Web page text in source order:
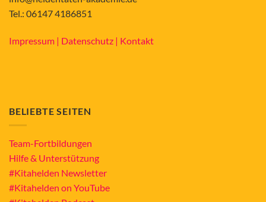
Tel.: 06147 4186851
Impressum | Datenschutz | Kontakt
BELIEBTE SEITEN
Team-Fortbildungen
Hilfe & Unterstützung
#Kitahelden Newsletter
#Kitahelden on YouTube